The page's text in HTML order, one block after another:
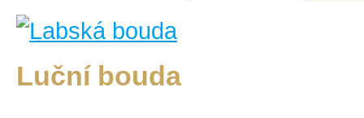
Luční bouda